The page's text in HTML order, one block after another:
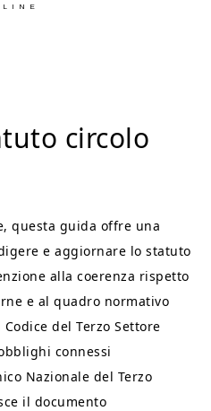
circolo
questa guida offre una
e aggiornare lo statuto
alla coerenza rispetto
e al quadro normativo
del Terzo Settore
connessi
Nazionale del Terzo
il documento